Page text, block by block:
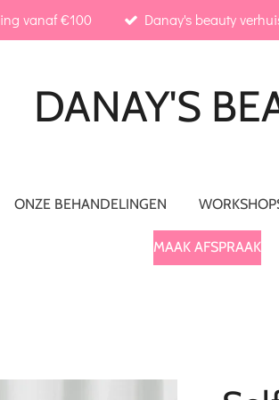
vanaf €100 Danay's beauty
DANAY'S
ONZE BEHANDELINGEN
MAAK AFSPRAAK